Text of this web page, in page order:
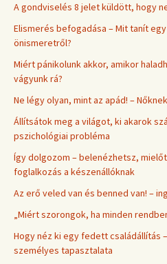
A gondviselés 8 jelet küldött, hogy
Elismerés befogadása – Mit tanít
önismeretről?
Miért pánikolunk akkor, amikor
vágyunk rá?
Ne légy olyan, mint az apád! –
Állítsátok meg a világot, ki akarok
pszichológiai probléma
Így dolgozom – belenézhetsz,
foglalkozás a készenállóknak
Az erő veled van és benned van! –
„Miért szorongok, ha minden
Hogy néz ki egy fedett családállítás
személyes tapasztalata